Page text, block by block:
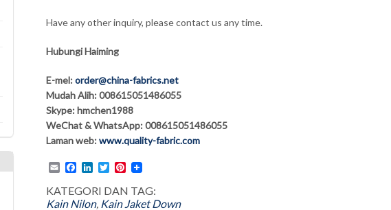
Have any other inquiry, please contact us any time.
Hubungi Haiming
E-mel:order@china-fabrics.net
Mudah Alih: 008615051486055
Skype: hmchen1988
WeChat & WhatsApp: 008615051486055
Laman web:www.quality-fabric.com
EmailFacebook
LinkedIn
TwitterPinterest
KATEGORI DAN TAG:
Kain Nilon, Kain Jaket Down